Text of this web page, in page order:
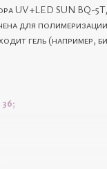
UV+LED SUN BQ-
для
гель (например,
36;